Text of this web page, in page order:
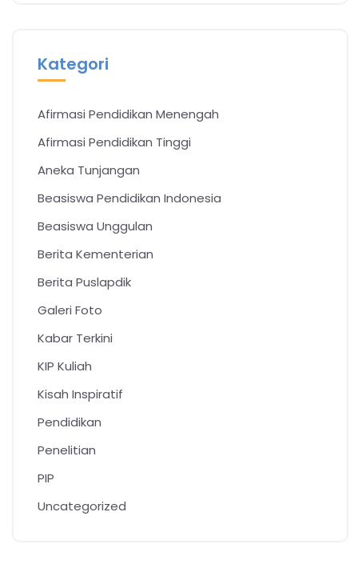
Kategori
Afirmasi Pendidikan Menengah
Afirmasi Pendidikan Tinggi
Aneka Tunjangan
Beasiswa Pendidikan Indonesia
Beasiswa Unggulan
Berita Kementerian
Berita Puslapdik
Galeri Foto
Kabar Terkini
KIP Kuliah
Kisah Inspiratif
Pendidikan
Penelitian
PIP
Uncategorized